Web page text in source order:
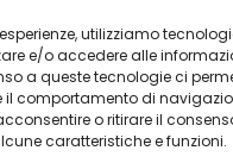
utilizziamo
e/o accedere alle
a queste tecnologie ci
comportamento di
o ritirare il
caratteristiche e funzioni.